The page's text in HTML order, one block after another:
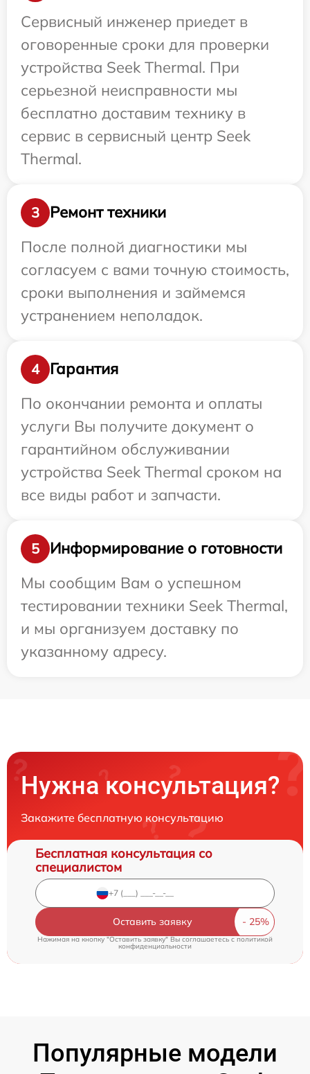
Сервисный инженер приедет в
оговоренные сроки для проверки
устройства Seek Thermal. При
серьезной неисправности мы
бесплатно доставим технику в
сервис в сервисный центр Seek
Thermal.
3
Ремонт техники
После полной диагностики мы
согласуем с вами точную стоимость,
сроки выполнения и займемся
устранением неполадок.
4
Гарантия
По окончании ремонта и оплаты
услуги Вы получите документ о
гарантийном обслуживании
устройства Seek Thermal сроком на
все виды работ и запчасти.
5
Информирование о готовности
Мы сообщим Вам о успешном
тестировании техники Seek Thermal,
и мы организуем доставку по
указанному адресу.
Нужна консультация?
Закажите бесплатную консультацию
Бесплатная консультация со
специалистом
Оставить заявку
Нажимая на кнопку "Оставить заявку" Вы соглашаетесь cполитикой
конфиденциальности
Популярные модели